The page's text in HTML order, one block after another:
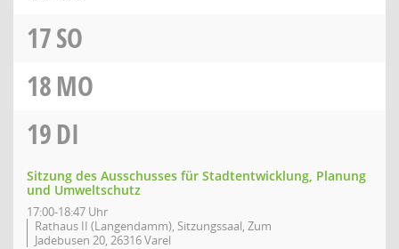
17SO
18MO
19DI
Sitzung des Ausschusses für Stadtentwicklung, Planung
und Umweltschutz
17:00-18:47 Uhr
Rathaus II (Langendamm), Sitzungssaal, Zum
Jadebusen 20, 26316 Varel